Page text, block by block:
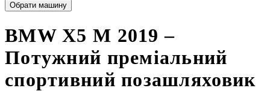
Обрати машину
BMW X5 M 2019 –
Потужний преміальний
спортивний позашляховик